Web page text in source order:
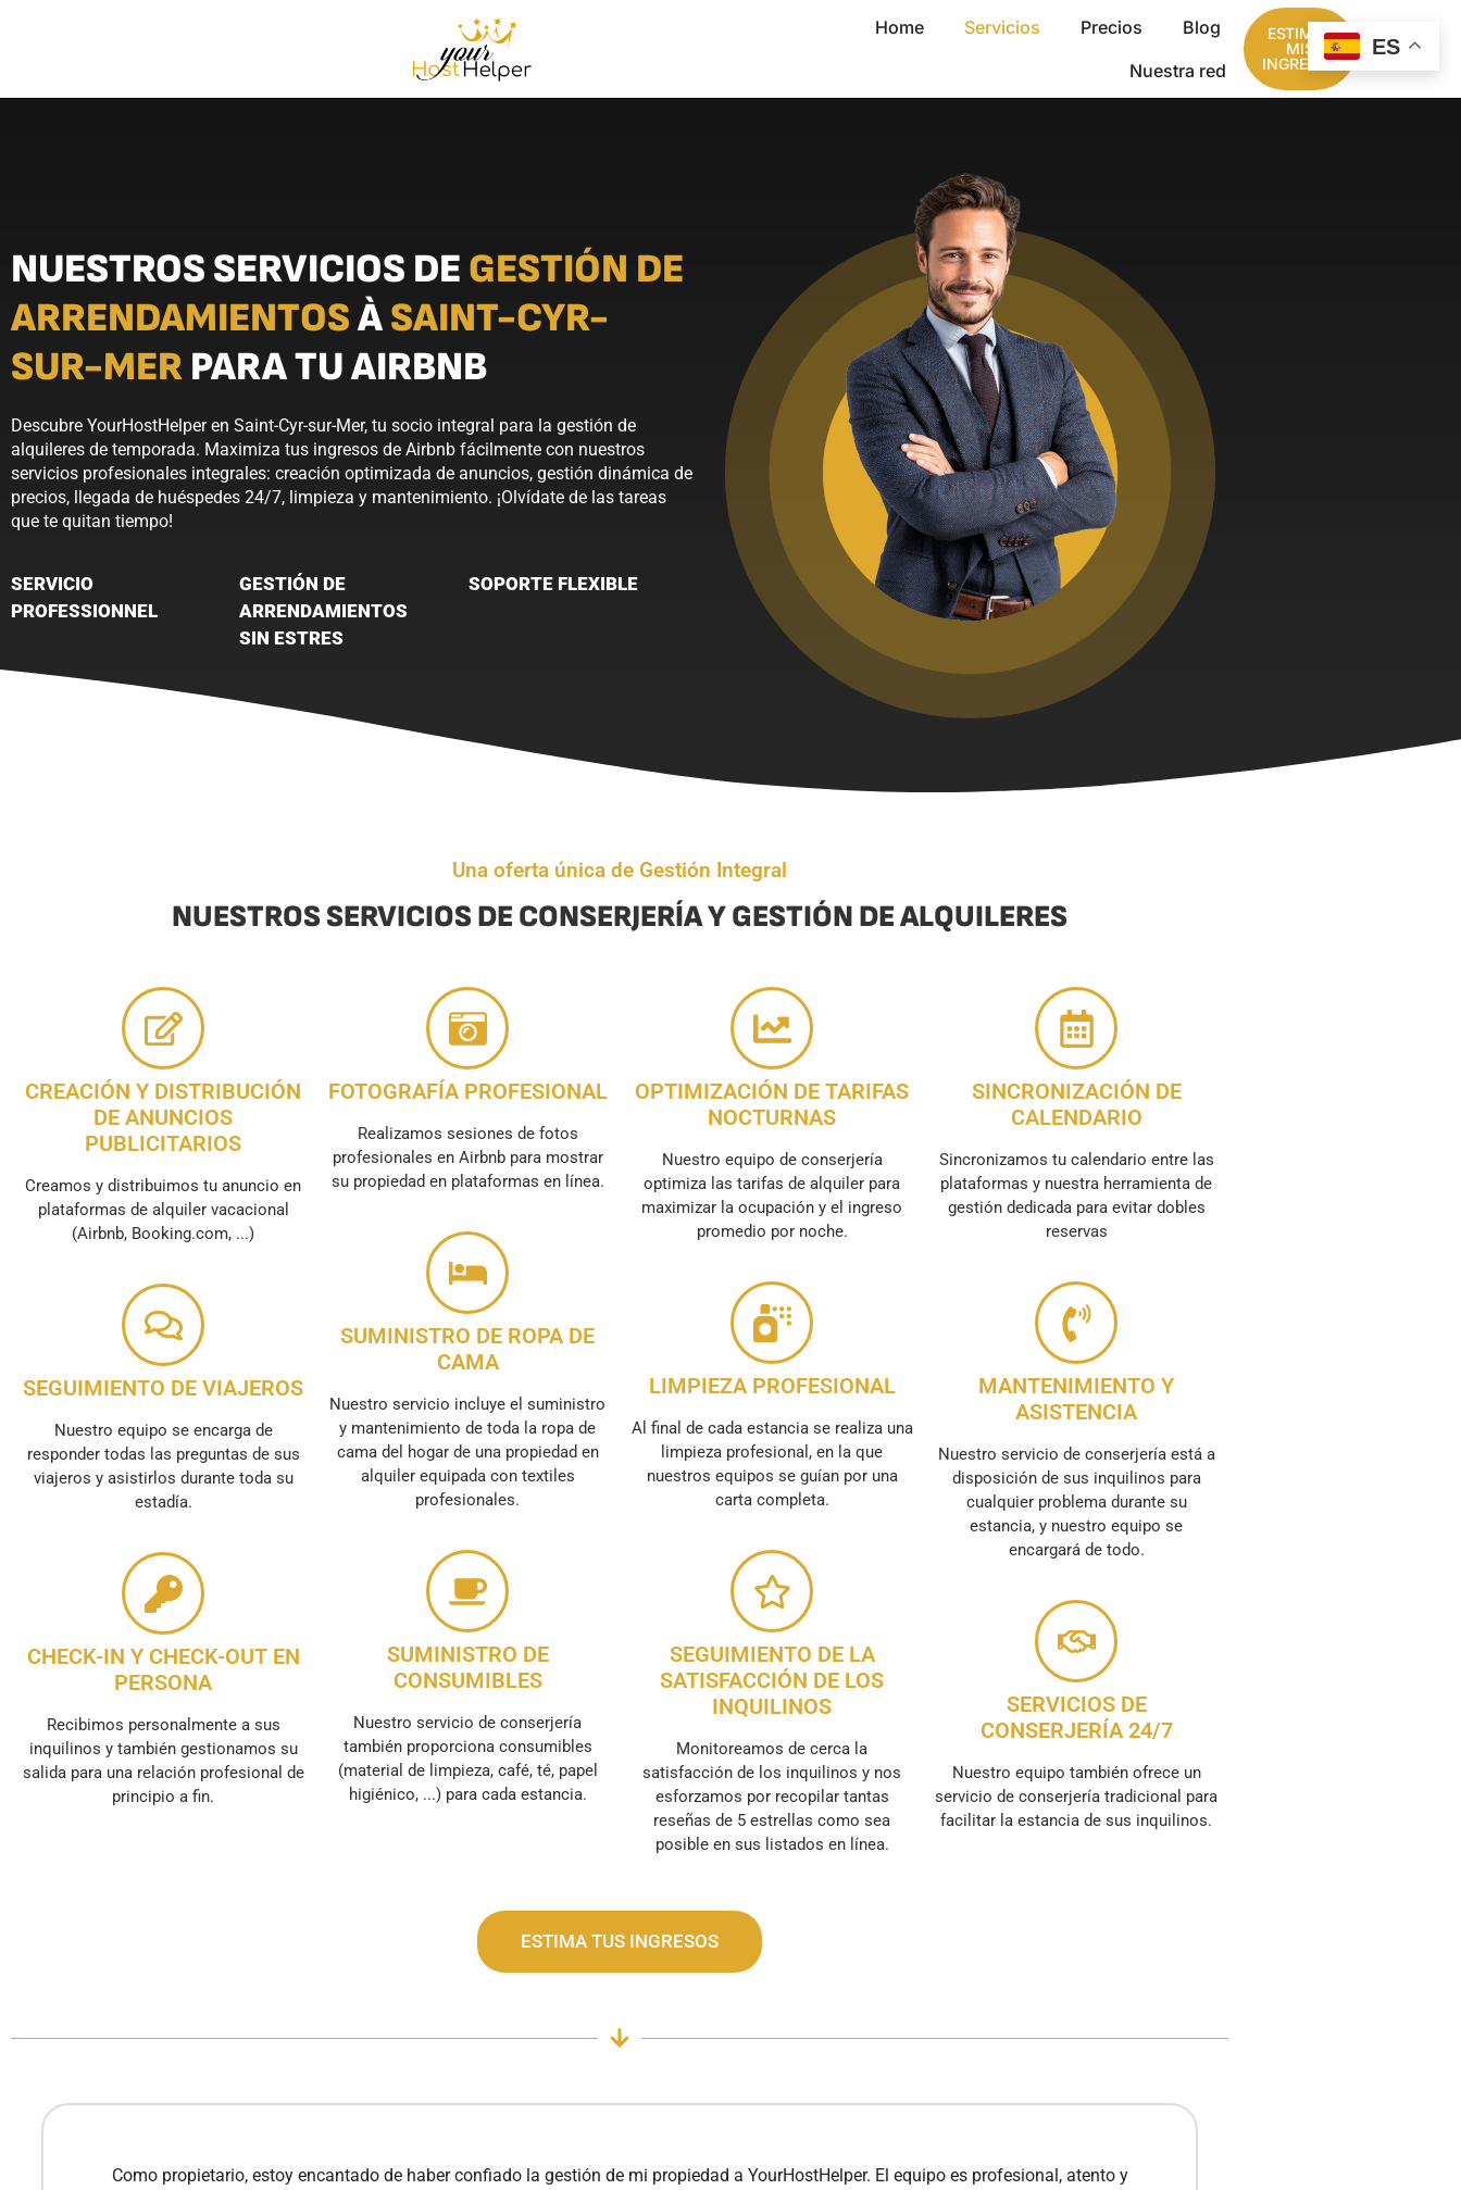
Home Servicios Precios
Blog
Nuestra red
ESTIMAR
MIS
INGRESOS
NUESTROS SERVICIOS DE GESTIÓN DE
ARRENDAMIENTOSÀSAINT-CYR-
SUR-MER PARA TU AIRBNB
Descubre YourHostHelper en Saint-Cyr-sur-Mer, tu socio integral para la gestión de
alquileres de temporada. Maximiza tus ingresos de Airbnb fácilmente con nuestros
servicios profesionales integrales: creación optimizada de anuncios, gestión dinámica de
precios, llegada de huéspedes 24/7, limpieza y mantenimiento. ¡Olvídate de las tareas
que te quitan tiempo!
SERVICIO
PROFESSIONNEL
GESTIÓN DE
ARRENDAMIENTOS
SIN ESTRES
SOPORTE FLEXIBLE
Una oferta única de Gestión Integral
NUESTROS SERVICIOS DE CONSERJERÍA Y GESTIÓN DE ALQUILERES
CREACIÓN Y DISTRIBUCIÓN
DE ANUNCIOS
PUBLICITARIOS
Creamos y distribuimos tu anuncio en
plataformas de alquiler vacacional
(Airbnb, Booking.com, ...)
SEGUIMIENTO DE VIAJEROS
Nuestro equipo se encarga de
responder todas las preguntas de sus
viajeros y asistirlos durante toda su
estadía.
CHECK-IN Y CHECK-OUT EN
PERSONA
Recibimos personalmente a sus
inquilinos y también gestionamos su
salida para una relación profesional de
principio a fin.
FOTOGRAFÍA PROFESIONAL
Realizamos sesiones de fotos
profesionales en Airbnb para mostrar
su propiedad en plataformas en línea.
SUMINISTRO DE ROPA DE
CAMA
Nuestro servicio incluye el suministro
y mantenimiento de toda la ropa de
cama del hogar de una propiedad en
alquiler equipada con textiles
profesionales.
SUMINISTRO DE
CONSUMIBLES
Nuestro servicio de conserjería
también proporciona consumibles
(material de limpieza, café, té, papel
higiénico, ...) para cada estancia.
OPTIMIZACIÓN DE TARIFAS
NOCTURNAS
Nuestro equipo de conserjería
optimiza las tarifas de alquiler para
maximizar la ocupación y el ingreso
promedio por noche.
LIMPIEZA PROFESIONAL
Al final de cada estancia se realiza una
limpieza profesional, en la que
nuestros equipos se guían por una
carta completa.
SEGUIMIENTO DE LA
SATISFACCIÓN DE LOS
INQUILINOS
Monitoreamos de cerca la
satisfacción de los inquilinos y nos
esforzamos por recopilar tantas
reseñas de 5 estrellas como sea
posible en sus listados en línea.
SINCRONIZACIÓN DE
CALENDARIO
Sincronizamos tu calendario entre las
plataformas y nuestra herramienta de
gestión dedicada para evitar dobles
reservas
MANTENIMIENTO Y
ASISTENCIA
Nuestro servicio de conserjería está a
disposición de sus inquilinos para
cualquier problema durante su
estancia, y nuestro equipo se
encargará de todo.
SERVICIOS DE
CONSERJERÍA 24/7
Nuestro equipo también ofrece un
servicio de conserjería tradicional para
facilitar la estancia de sus inquilinos.
ESTIMA TUS INGRESOS
Como propietario, estoy encantado de haber confiado la gestión de mi propiedad a YourHostHelper. El equipo es profesional, atento y
ES